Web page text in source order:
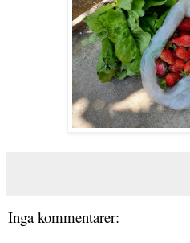
Inga kommentarer: